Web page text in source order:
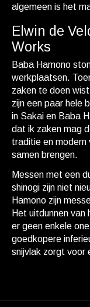
algemeen is het
Elwin de
Works
Baba Hamono
werkplaatsen.
zaken te doen
zijn een paar hele
in Sakai en Baba
dat ik zaken mag
traditie en modern
samen brengen.
Messen met een
shinogi zijn niet
Hamono zijn
Het uitdunnen
er geen enkele
goedkopere
snijvlak zorgt voor